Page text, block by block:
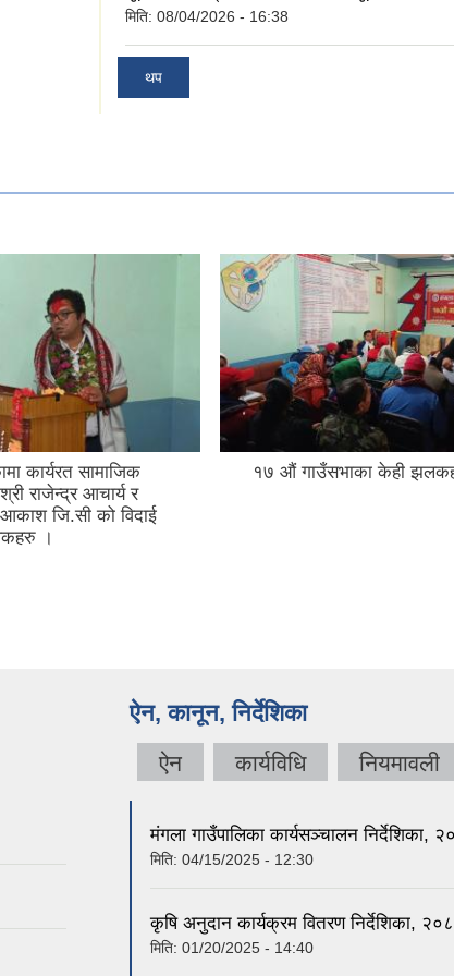
मिति: 08/04/2026 - 16:38
थप
कार्यरत सामाजिक
राजेन्द्र आचार्य र
जि.सी को विदाई
।
१७ औं गाउँसभाका केही
ऐन, कानून, निर्देशिका
ऐन कार्यविधि नियमावली
मंगला गाउँपालिका कार्यसञ्चालन
मिति: 04/15/2025 - 12:30
कृषि अनुदान कार्यक्रम वितरण निर्देशिका,
मिति: 01/20/2025 - 14:40